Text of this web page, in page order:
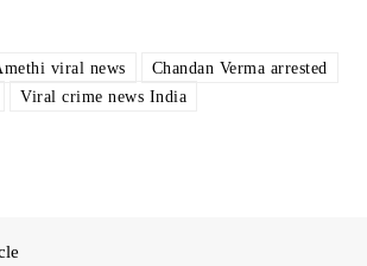
viral news
Chandan Verma arrested
Viral crime news India